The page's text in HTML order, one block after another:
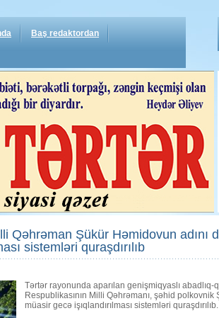
Baş redaktordan
Qəhrəman Şükür Həmidovun adını
sistemləri quraşdırılıb
Tərtər rayonunda aparılan genişmiqyaslı
Respublikasının Milli Qəhrəmanı, şəhid polkovnik
müasir gecə işıqlandırılması sistemləri quraşdırılıb.